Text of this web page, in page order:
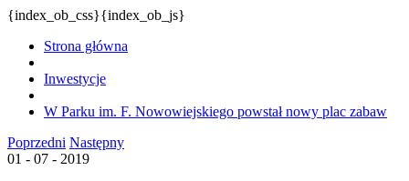
{index_ob_css}{index_ob_js}
Strona główna
Inwestycje
W Parku im. F. Nowowiejskiego powstał nowy plac zabaw
Poprzedni Następny
01 - 07 - 2019